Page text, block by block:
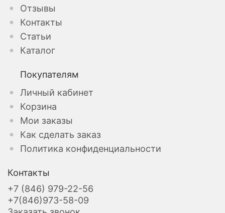
Отзывы
Контакты
Статьи
Каталог
Покупателям
Личный кабинет
Корзина
Мои заказы
Как сделать заказ
Политика конфиденциальности
Контакты
+7 (846) 979-22-56
+7(846)973-58-09